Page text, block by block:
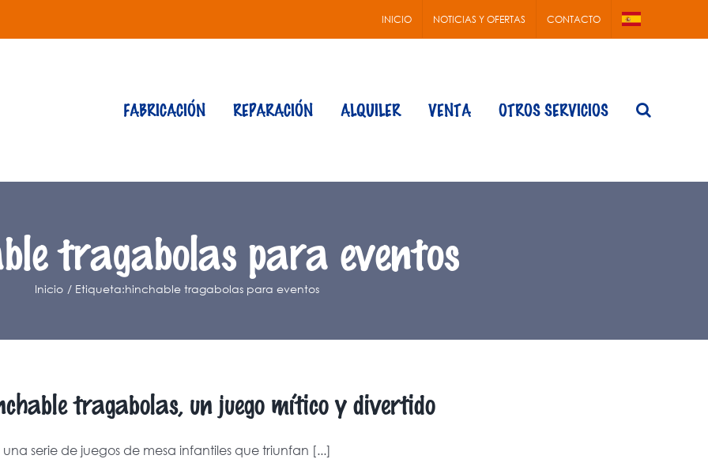
INICIO NOTICIAS Y OFERTAS CONTACTO
FABRICACIÓN REPARACIÓN ALQUILER VENTA OTROS SERVICIOS
tragabolas para eventos
Inicio Etiqueta:hinchable tragabolas para eventos
tragabolas, un juego mítico y divertido
una serie de juegos de mesa infantiles que triunfan [...]